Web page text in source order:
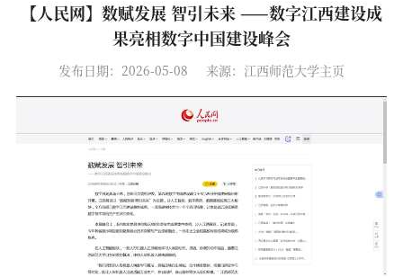
【人民网】数赋发展 智引未来 ——数字江西建设成
果亮相数字中国建设峰会
发布日期：2026-05-08 来源：江西师范大学主页